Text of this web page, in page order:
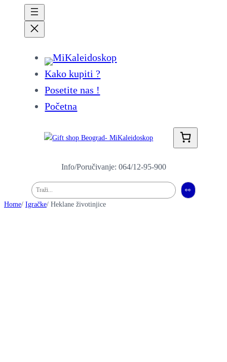
Kako kupiti ?
Posetite nas !
Početna
Info/Poručivanje: 064/12-95-900
Pretraga 👀
Home/ Igračke/ Heklane životinjice